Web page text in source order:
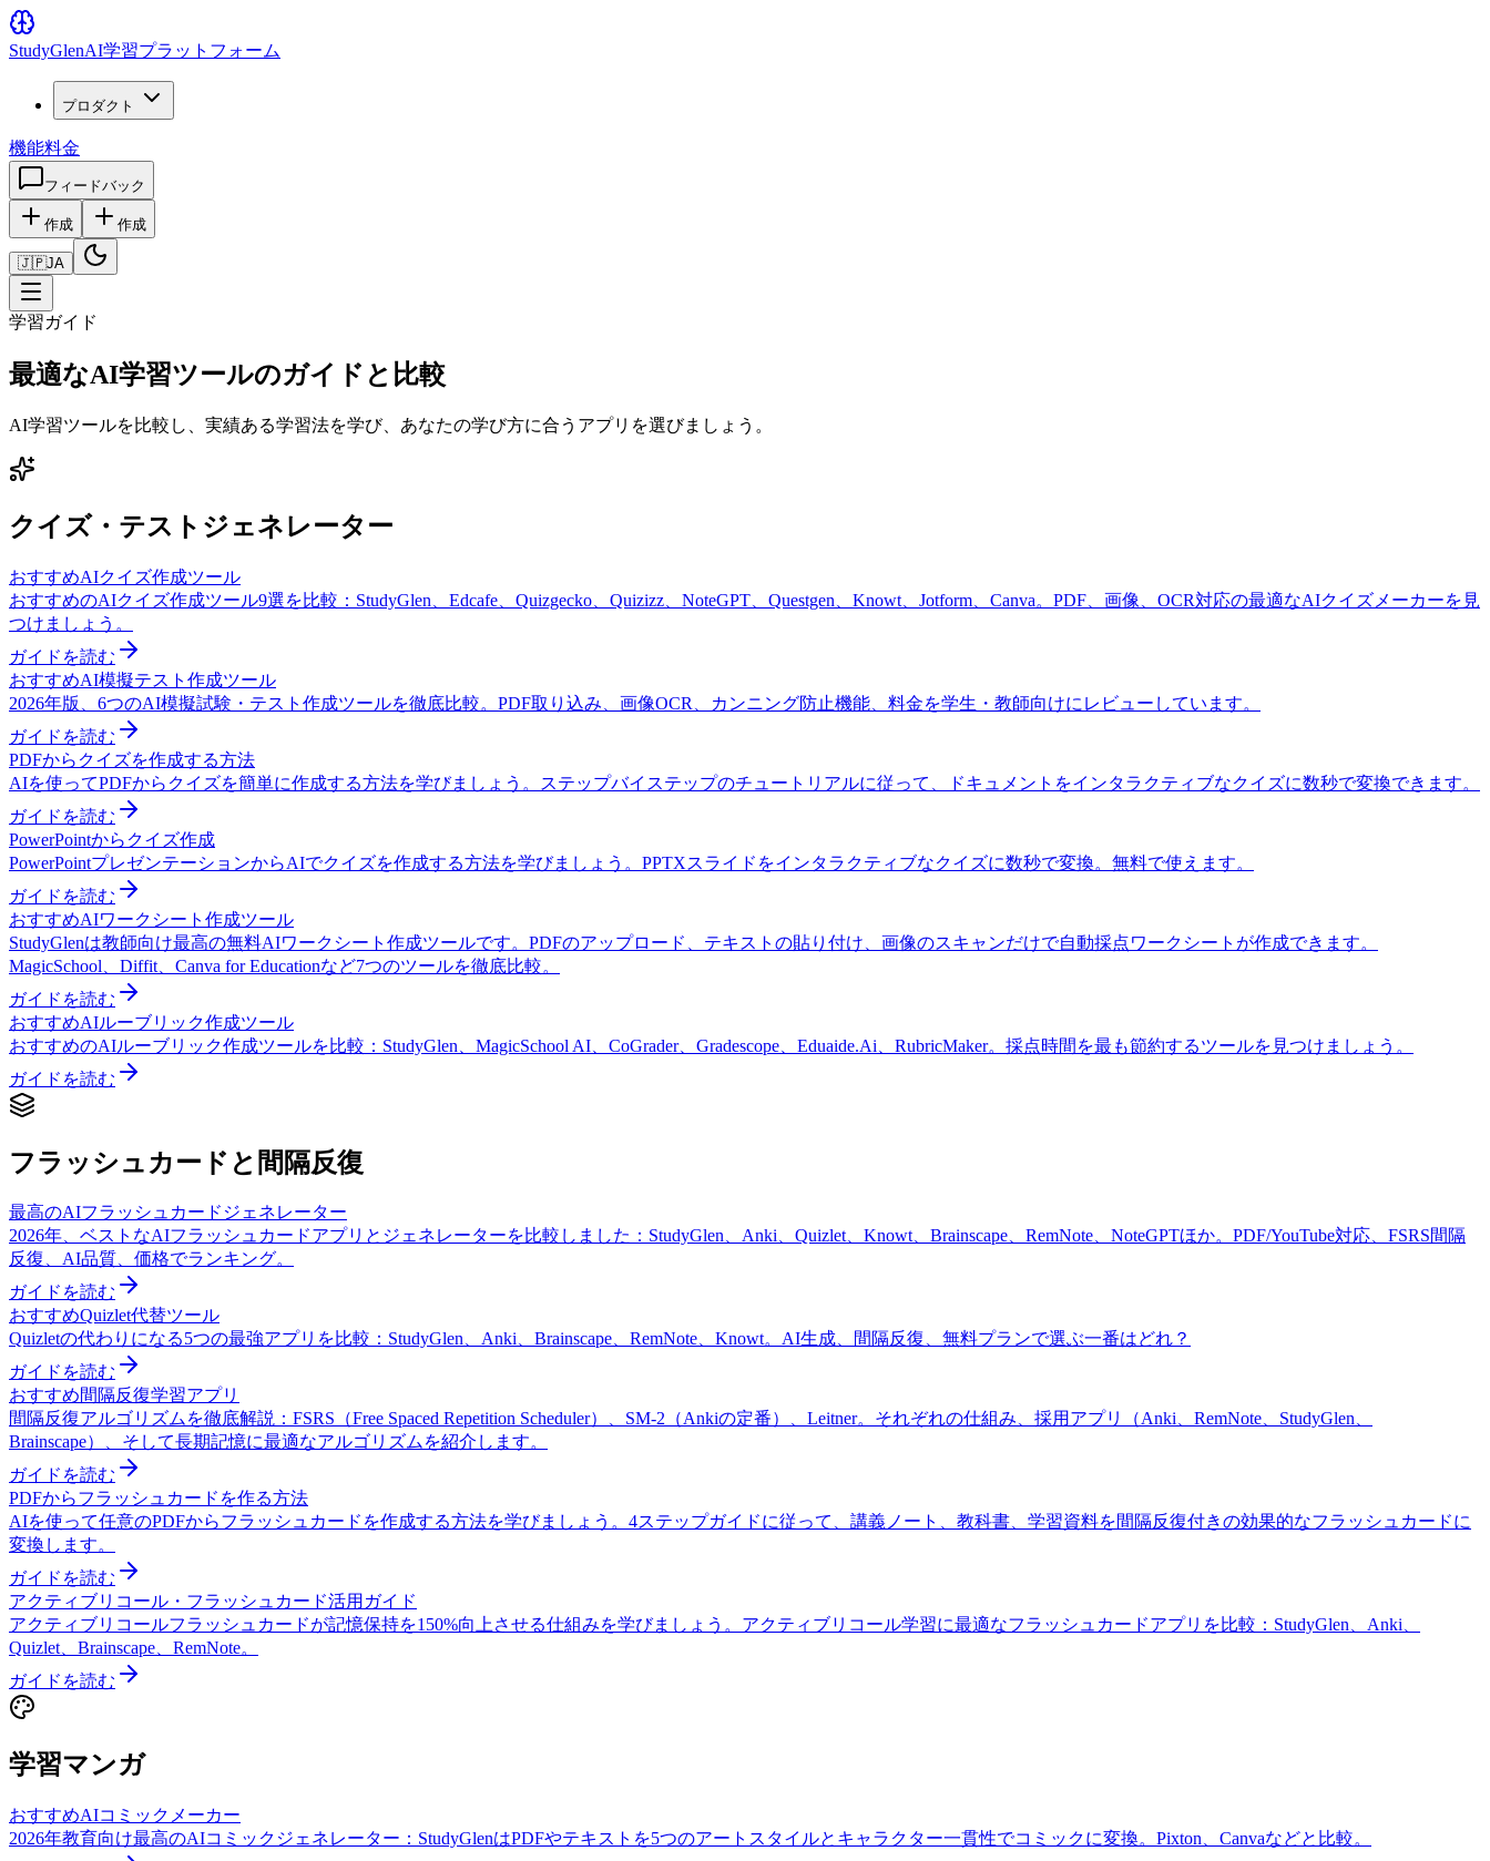
StudyGlenAI学習プラットフォーム
プロダクト
機能料金
フィードバック
作成 作成
🇯🇵JA
学習ガイド
最適なAI学習ツールのガイドと比較
AI学習ツールを比較し、実績ある学習法を学び、あなたの学び方に合うアプリを選びましょう。
クイズ・テストジェネレーター
おすすめAIクイズ作成ツール
おすすめのAIクイズ作成ツール9選を比較：StudyGlen、Edcafe、Quizgecko、Quizizz、NoteGPT、Questgen、Knowt、Jotform、Canva。PDF、画像、OCR対応の最適なAIクイズメーカーを見
つけましょう。
ガイドを読む
おすすめAI模擬テスト作成ツール
2026年版、6つのAI模擬試験・テスト作成ツールを徹底比較。PDF取り込み、画像OCR、カンニング防止機能、料金を学生・教師向けにレビューしています。
ガイドを読む
PDFからクイズを作成する方法
AIを使ってPDFからクイズを簡単に作成する方法を学びましょう。ステップバイステップのチュートリアルに従って、ドキュメントをインタラクティブなクイズに数秒で変換できます。
ガイドを読む
PowerPointからクイズ作成
PowerPointプレゼンテーションからAIでクイズを作成する方法を学びましょう。PPTXスライドをインタラクティブなクイズに数秒で変換。無料で使えます。
ガイドを読む
おすすめAIワークシート作成ツール
StudyGlenは教師向け最高の無料AIワークシート作成ツールです。PDFのアップロード、テキストの貼り付け、画像のスキャンだけで自動採点ワークシートが作成できます。
MagicSchool、Diffit、Canva for Educationなど7つのツールを徹底比較。
ガイドを読む
おすすめAIルーブリック作成ツール
おすすめのAIルーブリック作成ツールを比較：StudyGlen、MagicSchool AI、CoGrader、Gradescope、Eduaide.Ai、RubricMaker。採点時間を最も節約するツールを見つけましょう。
ガイドを読む
フラッシュカードと間隔反復
最高のAIフラッシュカードジェネレーター
2026年、ベストなAIフラッシュカードアプリとジェネレーターを比較しました：StudyGlen、Anki、Quizlet、Knowt、Brainscape、RemNote、NoteGPTほか。PDF/YouTube対応、FSRS間隔
反復、AI品質、価格でランキング。
ガイドを読む
おすすめQuizlet代替ツール
Quizletの代わりになる5つの最強アプリを比較：StudyGlen、Anki、Brainscape、RemNote、Knowt。AI生成、間隔反復、無料プランで選ぶ一番はどれ？
ガイドを読む
おすすめ間隔反復学習アプリ
間隔反復アルゴリズムを徹底解説：FSRS（Free Spaced Repetition Scheduler）、SM-2（Ankiの定番）、Leitner。それぞれの仕組み、採用アプリ（Anki、RemNote、StudyGlen、
Brainscape）、そして長期記憶に最適なアルゴリズムを紹介します。
ガイドを読む
PDFからフラッシュカードを作る方法
AIを使って任意のPDFからフラッシュカードを作成する方法を学びましょう。4ステップガイドに従って、講義ノート、教科書、学習資料を間隔反復付きの効果的なフラッシュカードに
変換します。
ガイドを読む
アクティブリコール・フラッシュカード活用ガイド
アクティブリコールフラッシュカードが記憶保持を150%向上させる仕組みを学びましょう。アクティブリコール学習に最適なフラッシュカードアプリを比較：StudyGlen、Anki、
Quizlet、Brainscape、RemNote。
ガイドを読む
学習マンガ
おすすめAIコミックメーカー
2026年教育向け最高のAIコミックジェネレーター：StudyGlenはPDFやテキストを5つのアートスタイルとキャラクター一貫性でコミックに変換。Pixton、Canvaなどと比較。